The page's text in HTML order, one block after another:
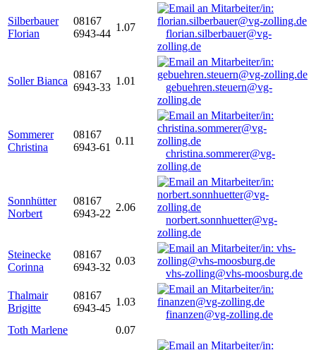
Silberbauer
Florian
08167
6943-44
1.07
florian.silberbauer@vg-
zolling.de
Soller Bianca
08167
6943-33
1.01
gebuehren.steuern@vg-
zolling.de
Sommerer
Christina
08167
6943-61
0.11
christina.sommerer@vg-
zolling.de
Sonnhütter
Norbert
08167
6943-22
2.06
norbert.sonnhuetter@vg-
zolling.de
Steinecke
Corinna
08167
6943-32
0.03
vhs-zolling@vhs-moosburg.de
Thalmair
Brigitte
08167
6943-45
1.03
finanzen@vg-zolling.de
Toth Marlene
0.07